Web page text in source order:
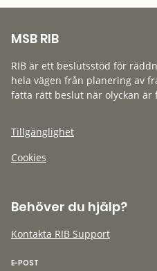
MSB RIB
RIB är ett beslutsstöd för
hela vägen från planering av
fatta rätt beslut när olyckan är
Tillgänglighet
Cookies
Behöver du hjälp?
Kontakta RIB Support
E-POST